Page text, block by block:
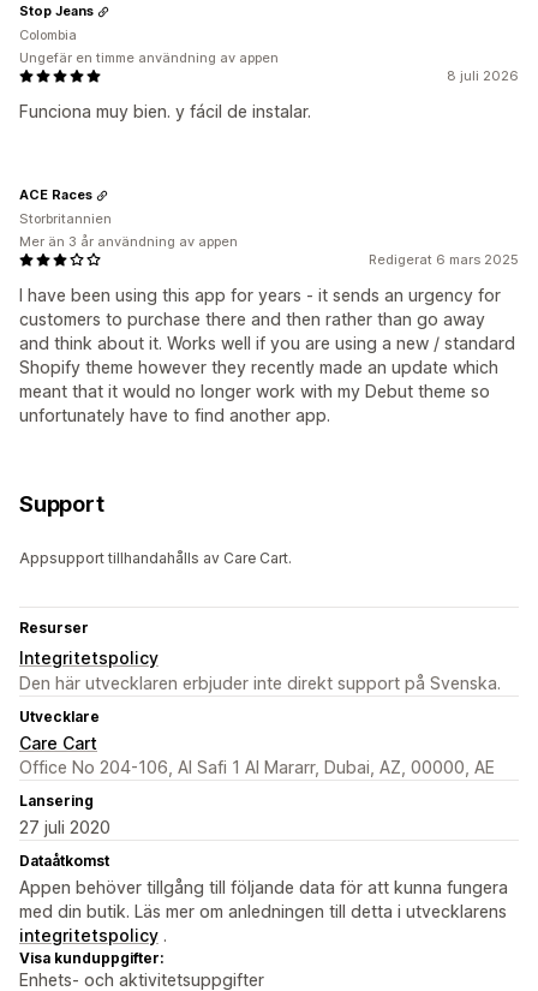
8 juli 2026
Funciona muy bien. y fácil de instalar.
Stop Jeans
Colombia
Ungefär en timme användning av appen
Redigerat 6 mars 2025
I have been using this app for years - it sends an urgency for
customers to purchase there and then rather than go away
and think about it. Works well if you are using a new / standard
Shopify theme however they recently made an update which
meant that it would no longer work with my Debut theme so
unfortunately have to find another app.
ACE Races
Storbritannien
Mer än 3 år användning av appen
Support
Appsupport tillhandahålls av Care Cart.
Resurser
Integritetspolicy
Den här utvecklaren erbjuder inte direkt support på Svenska.
Utvecklare
Care Cart
Office No 204-106, Al Safi 1 Al Mararr, Dubai, AZ, 00000, AE
Lansering
27 juli 2020
Dataåtkomst
Appen behöver tillgång till följande data för att kunna fungera
med din butik. Läs mer om anledningen till detta i utvecklarens
integritetspolicy .
Visa kunduppgifter:
Enhets- och aktivitetsuppgifter